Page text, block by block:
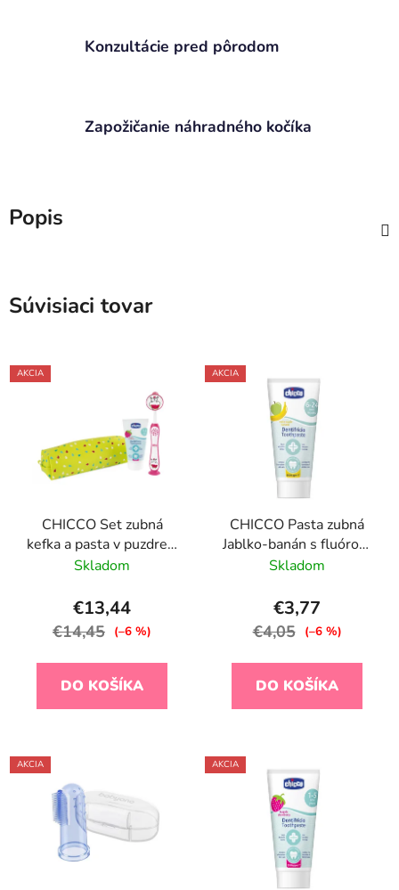
Konzultácie pred pôrodom
Zapožičanie náhradného kočíka
Popis
Súvisiaci tovar
AKCIA
CHICCO Set zubná
kefka a pasta v puzdre -
Hippo, 3r+
Skladom
€13,44
€14,45 (–6 %)
DO KOŠÍKA
AKCIA
CHICCO Pasta zubná
Jablko-banán s fluórom
50ml, 6-24m
Skladom
€3,77
€4,05 (–6 %)
DO KOŠÍKA
AKCIA AKCIA